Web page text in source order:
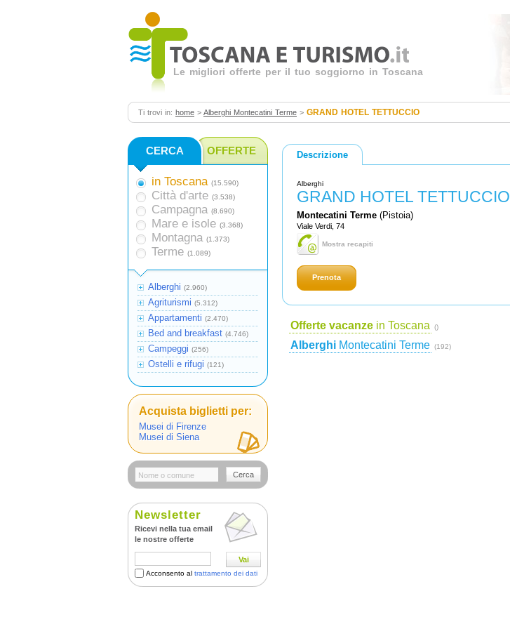
Le migliori offerte per il tuo soggiorno in Toscana
Ti trovi in: home > Alberghi Montecatini Terme > GRAND HOTEL TETTUCCIO
Descrizione
Alberghi
GRAND HOTEL TETTUCCIO
Montecatini Terme (Pistoia)
Viale Verdi, 74
Mostra recapiti
Prenota
Offerte vacanze in Toscana ()
Alberghi Montecatini Terme (192)
CERCA OFFERTE
in Toscana (15.590)
Città d'arte (3.538)
Campagna (8.690)
Mare e isole (3.368)
Montagna (1.373)
Terme (1.089)
Alberghi (2.960)
Agriturismi (5.312)
Appartamenti (2.470)
Bed and breakfast (4.746)
Campeggi (256)
Ostelli e rifugi (121)
Acquista biglietti per:
Musei di Firenze
Musei di Siena
Cerca
Newsletter
Ricevi nella tua email
le nostre offerte
Vai
Acconsento al trattamento dei dati